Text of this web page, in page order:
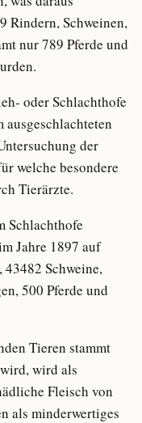
Rindern, Schweinen,
nur 789 Pferde und
oder Schlachthofe
der
welche besondere
Tierärzte.
Schlachthofe
Jahre 1897 auf
Schweine,
500 Pferde und
Tieren stammt
wird als
Fleisch von
als minderwertiges